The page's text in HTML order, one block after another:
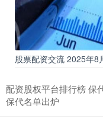
股票配资交流 2025年8
配资股权平台排行榜 保
保代名单出炉